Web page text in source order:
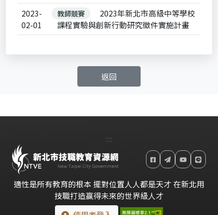
2023-
02-01
教師競賽
2023年新北市高級中等學校
課程實驗與創新行動研究徵件實施計畫
返回
:::
適性是所有教育的根本 擺對位置人人都是天才 在新北用
技職打造贏得未來的世界級人才